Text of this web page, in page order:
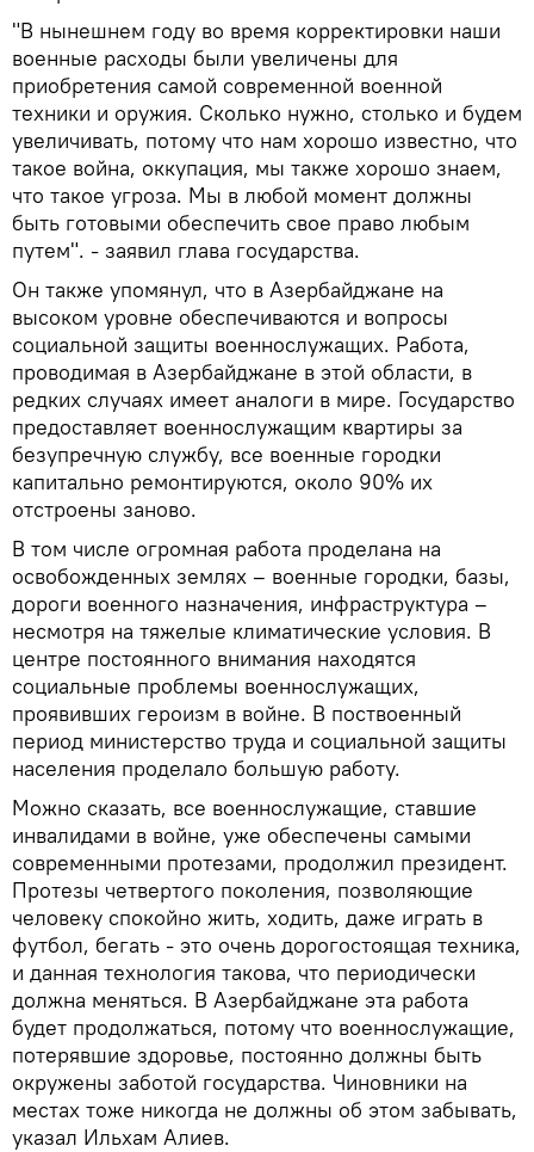
"В нынешнем году во время корректировки наши
военные расходы были увеличены для
приобретения самой современной военной
техники и оружия. Сколько нужно, столько и будем
увеличивать, потому что нам хорошо известно, что
такое война, оккупация, мы также хорошо знаем,
что такое угроза. Мы в любой момент должны
быть готовыми обеспечить свое право любым
путем". - заявил глава государства.
Он также упомянул, что в Азербайджане на
высоком уровне обеспечиваются и вопросы
социальной защиты военнослужащих. Работа,
проводимая в Азербайджане в этой области, в
редких случаях имеет аналоги в мире. Государство
предоставляет военнослужащим квартиры за
безупречную службу, все военные городки
капитально ремонтируются, около 90% их
отстроены заново.
В том числе огромная работа проделана на
освобожденных землях – военные городки, базы,
дороги военного назначения, инфраструктура –
несмотря на тяжелые климатические условия. В
центре постоянного внимания находятся
социальные проблемы военнослужащих,
проявивших героизм в войне. В поствоенный
период министерство труда и социальной защиты
населения проделало большую работу.
Можно сказать, все военнослужащие, ставшие
инвалидами в войне, уже обеспечены самыми
современными протезами, продолжил президент.
Протезы четвертого поколения, позволяющие
человеку спокойно жить, ходить, даже играть в
футбол, бегать - это очень дорогостоящая техника,
и данная технология такова, что периодически
должна меняться. В Азербайджане эта работа
будет продолжаться, потому что военнослужащие,
потерявшие здоровье, постоянно должны быть
окружены заботой государства. Чиновники на
местах тоже никогда не должны об этом забывать,
указал Ильхам Алиев.